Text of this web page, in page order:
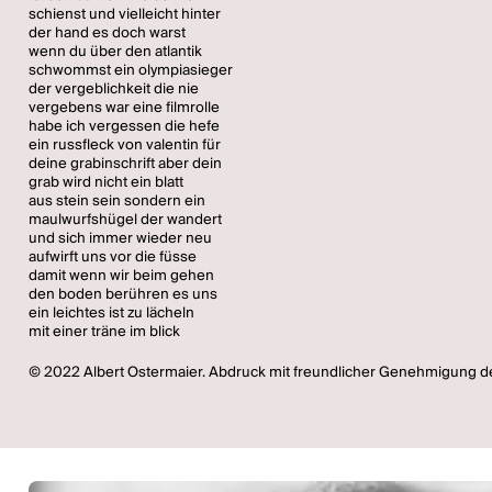
schienst und vielleicht hinter
der hand es doch warst
wenn du über den atlantik
schwommst ein olympiasieger
der vergeblichkeit die nie
vergebens war eine filmrolle
habe ich vergessen die hefe
ein russfleck von valentin für
deine grabinschrift aber dein
grab wird nicht ein blatt
aus stein sein sondern ein
maulwurfshügel der wandert
und sich immer wieder neu
aufwirft uns vor die füsse
damit wenn wir beim gehen
den boden berühren es uns
ein leichtes ist zu lächeln
mit einer träne im blick
© 2022 Albert Ostermaier. Abdruck mit freundlicher Genehmigung